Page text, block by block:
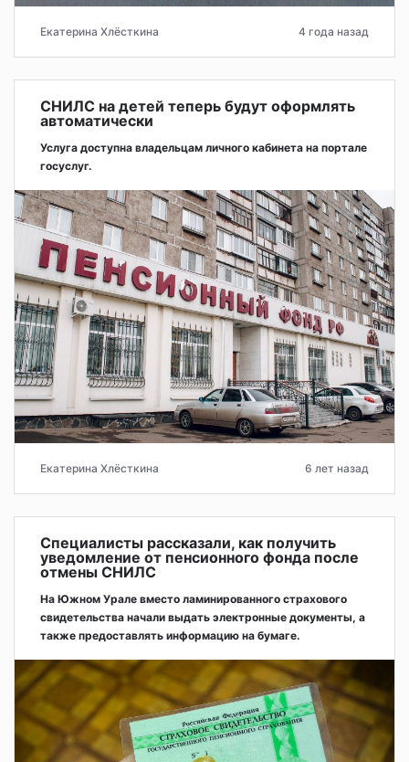
Екатерина Хлёсткина 4 года назад
СНИЛС на детей теперь будут оформлять
автоматически
Услуга доступна владельцам личного кабинета на портале
госуслуг.
Екатерина Хлёсткина 6 лет назад
Специалисты рассказали, как получить
уведомление от пенсионного фонда после
отмены СНИЛС
На Южном Урале вместо ламинированного страхового
свидетельства начали выдать электронные документы, а
также предоставлять информацию на бумаге.